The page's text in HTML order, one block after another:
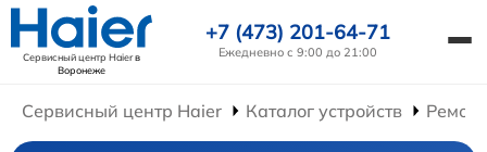
Сервисный центр Haierв
Воронеже
+7 (473) 201-64-71
Ежедневно с 9:00 до 21:00
Сервисный центр Haier Каталог устройств